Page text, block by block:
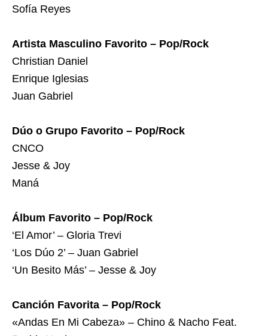
Sofía Reyes
Artista Masculino Favorito – Pop/Rock
Christian Daniel
Enrique Iglesias
Juan Gabriel
Dúo o Grupo Favorito – Pop/Rock
CNCO
Jesse & Joy
Maná
Álbum Favorito – Pop/Rock
‘El Amor’ – Gloria Trevi
‘Los Dúo 2’ – Juan Gabriel
‘Un Besito Más’ – Jesse & Joy
Canción Favorita – Pop/Rock
«Andas En Mi Cabeza» – Chino & Nacho Feat.